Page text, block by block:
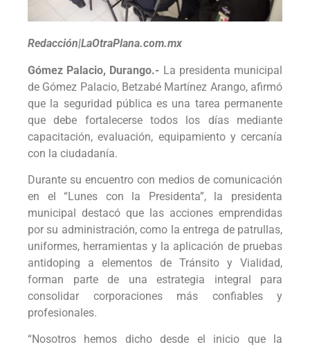
Redacción|LaOtraPlana.com.mx
Gómez Palacio, Durango.- La presidenta municipal
de Gómez Palacio, Betzabé Martínez Arango, afirmó
que la seguridad pública es una tarea permanente
que debe fortalecerse todos los días mediante
capacitación, evaluación, equipamiento y cercanía
con la ciudadanía.
Durante su encuentro con medios de comunicación
en el “Lunes con la Presidenta”, la presidenta
municipal destacó que las acciones emprendidas
por su administración, como la entrega de patrullas,
uniformes, herramientas y la aplicación de pruebas
antidoping a elementos de Tránsito y Vialidad,
forman parte de una estrategia integral para
consolidar corporaciones más confiables y
profesionales.
“Nosotros hemos dicho desde el inicio que la